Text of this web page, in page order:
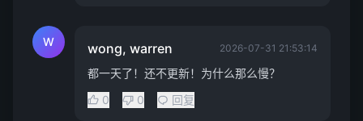
W wong, warren 2026-07-31 21:53:14
都一天了！还不更新！为什么那么慢？
0
0 回复